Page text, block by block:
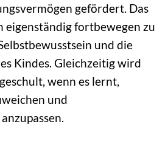
gefördert. Das
eigenständig fortbewegen zu
und die
Kindes. Gleichzeitig wird
wenn es lernt,
und